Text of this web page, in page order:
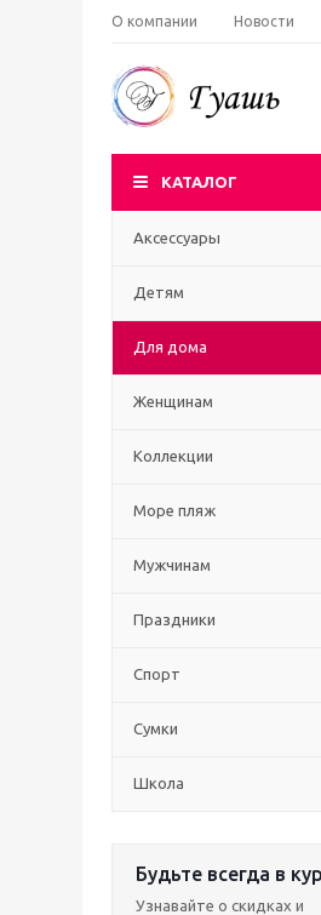
О компании Новости
КАТАЛОГ
Аксессуары
Детям
Для дома
Женщинам
Коллекции
Море пляж
Мужчинам
Праздники
Спорт
Сумки
Школа
Будьте всегда в
Узнавайте о скидках и